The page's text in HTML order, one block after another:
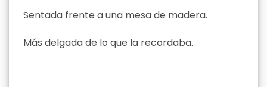
Sentada frente a una mesa de madera.
Más delgada de lo que la recordaba.